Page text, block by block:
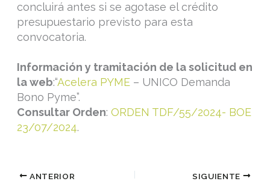
concluirá antes si se agotase el crédito
presupuestario previsto para esta
convocatoria.
Información y tramitación de la solicitud en
la web:“Acelera PYME– UNICO Demanda
Bono Pyme”.
Consultar Orden: ORDEN TDF/55/2024- BOE
23/07/2024.
ANTERIOR SIGUIENTE